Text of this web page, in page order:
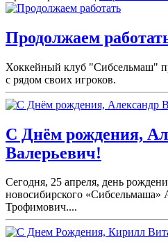
Продолжаем
Хоккейный клуб "Сибсельмаш"
с рядом своих игроков.
С Днём рождения,
Валерьевич!
Сегодня, 25 апреля, день
новосибирского «Сибсельмаша»
Трофимович....